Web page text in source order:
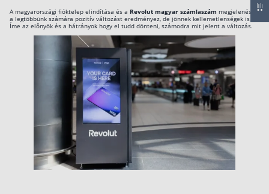
Kockázati életbiztosítás 🛡
Euróalapú megtakarításos életbiztosítás
Megtakarítással kombinált életbiztosítás
Vegyes életbiztosítás
Befektetési egységekhez kötött életbiztosítás
Egészségbiztosítás
Egészségbiztosítás cégeknek
50 000 forintig az utalások díjmentesek
OBA garancia és MNB felügyelet
Elérhető magyar nyelvű ügyfélszolgálat
Magyar jogszabályoknak megfelelő működés
A magyarországi fióktelep elindítása és a Revolut magyar számlaszám megjelenése
a legtöbbünk számára pozitív változást eredményez, de jönnek kellemetlenségek is.
Íme az előnyök és a hátrányok hogy el tudd dönteni, számodra mit jelent a változás.